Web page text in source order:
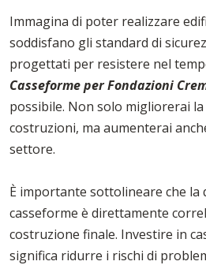
Immagina di poter realizzare
soddisfano gli standard di
progettati per resistere nel
Casseforme per Fondazioni
possibile. Non solo migliorerai
costruzioni, ma aumenterai
settore.
È importante sottolineare che la
casseforme è direttamente
costruzione finale. Investire in
significa ridurre i rischi di